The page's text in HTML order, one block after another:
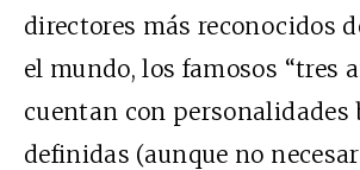
directores más reconocidos
el mundo, los famosos “tres
cuentan con personalidades
definidas (aunque no